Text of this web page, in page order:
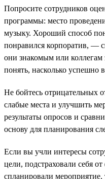
Попросите сотрудников
программы: место
музыку. Хороший способ
понравился корпоратив, —
они знакомым или
понять, насколько успешно
Не бойтесь отрицательных
слабые места и улучшить
результаты опросов и
основу для планирования
Если вы учли интересы
цели, подстраховали себя
спланировали